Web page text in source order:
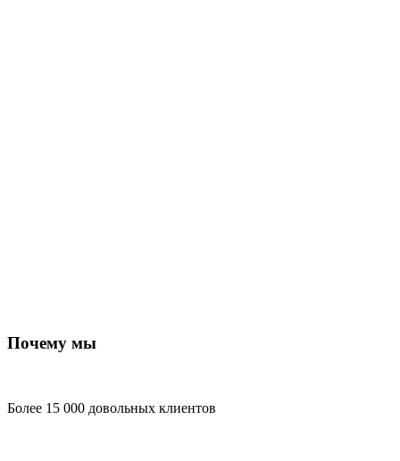
Почему мы
Более 15 000 довольных клиентов